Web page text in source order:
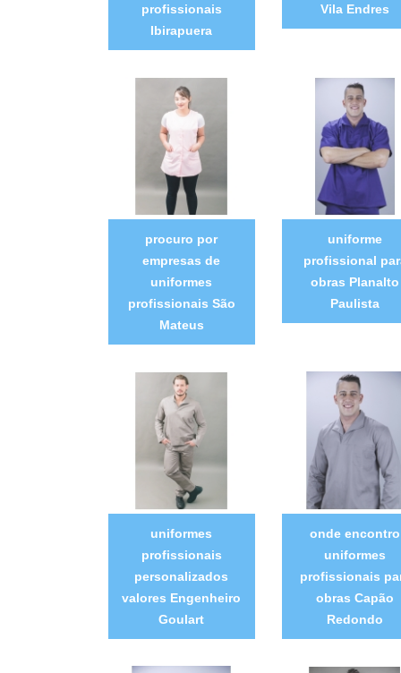
profissionais
Ibirapuera
Vila Endres
procuro por
empresas de
uniformes
profissionais São
Mateus
uniforme
profissional
obras Planalto
Paulista
uniformes
profissionais
personalizados
valores Engenheiro
Goulart
onde encontro
uniformes
profissionais
obras Capão
Redondo